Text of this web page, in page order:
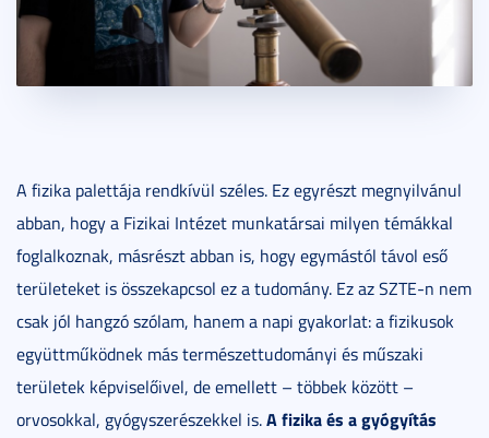
A fizika palettája rendkívül széles. Ez egyrészt megnyilvánul
abban, hogy a Fizikai Intézet munkatársai milyen témákkal
foglalkoznak, másrészt abban is, hogy egymástól távol eső
területeket is összekapcsol ez a tudomány. Ez az SZTE-n nem
csak jól hangzó szólam, hanem a napi gyakorlat: a fizikusok
együttműködnek más természettudományi és műszaki
területek képviselőivel, de emellett – többek között –
orvosokkal, gyógyszerészekkel is.A fizika és a gyógyítás